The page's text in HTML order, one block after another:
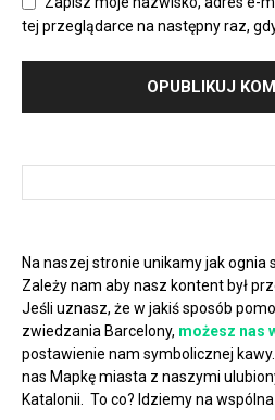
tej przeglądarce na następny raz,
Na naszej stronie unikamy jak ognia
Zależy nam aby nasz kontent był
Jeśli uznasz, że w jakiś sposób
zwiedzania Barcelony, możesz nas
postawienie nam symbolicznej
nas Mapkę miasta z naszymi
Katalonii. To co? Idziemy na